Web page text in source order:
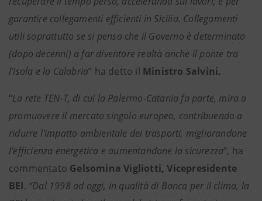
garantire collegamenti efficienti in Sicilia. Collegamenti
utili soprattutto se si pensa che il Governo è determinato
(dopo decenni) a far diventare realtà anche il ponte tra
l’isola e la Calabria” ha detto il Ministro Salvini.
“La rete TEN-T, di cui la Palermo-Catania fa parte, mira a
promuovere il mercato singolo europeo, contribuendo a
ridurre l'impatto ambientale dei trasporti, migliorandone
l'efficienza energetica e aumentandone la sicurezza”, ha
commentato Gelsomina Vigliotti, Vicepresidente
BEI. “Dal 1998 ad oggi, in qualità di Banca per il clima, la